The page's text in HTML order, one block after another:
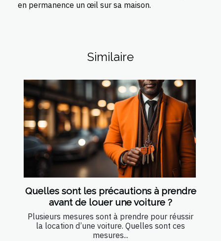
en permanence un œil sur sa maison.
Similaire
Quelles sont les précautions à prendre
avant de louer une voiture ?
Plusieurs mesures sont à prendre pour réussir
la location d’une voiture. Quelles sont ces
mesures...